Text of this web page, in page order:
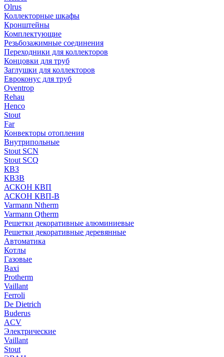
Olrus
Коллекторные шкафы
Кронштейны
Комплектующие
Резьбозажимные соединения
Переходники для коллекторов
Концовки для труб
Заглушки для коллекторов
Евроконус для труб
Oventrop
Rehau
Henco
Stout
Far
Конвекторы отопления
Внутрипольные
Stout SCN
Stout SCQ
КВЗ
КВЗВ
АСКОН КВП
АСКОН КВП-В
Varmann Ntherm
Varmann Qtherm
Решетки декоративные алюминиевые
Решетки декоративные деревянные
Автоматика
Котлы
Газовые
Baxi
Protherm
Vaillant
Ferroli
De Dietrich
Buderus
ACV
Электрические
Vaillant
Stout